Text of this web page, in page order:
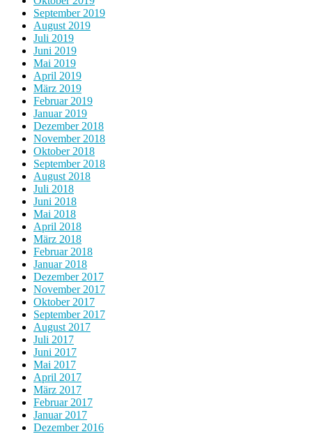
September 2019
August 2019
Juli 2019
Juni 2019
Mai 2019
April 2019
März 2019
Februar 2019
Januar 2019
Dezember 2018
November 2018
Oktober 2018
September 2018
August 2018
Juli 2018
Juni 2018
Mai 2018
April 2018
März 2018
Februar 2018
Januar 2018
Dezember 2017
November 2017
Oktober 2017
September 2017
August 2017
Juli 2017
Juni 2017
Mai 2017
April 2017
März 2017
Februar 2017
Januar 2017
Dezember 2016